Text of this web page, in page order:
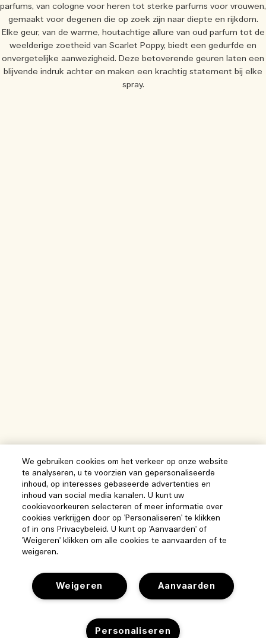
parfums, van cologne voor heren tot sterke parfums voor vrouwen,
gemaakt voor degenen die op zoek zijn naar diepte en rijkdom.
Elke geur, van de warme, houtachtige allure van oud parfum tot de
weelderige zoetheid van Scarlet Poppy, biedt een gedurfde en
onvergetelijke aanwezigheid. Deze betoverende geuren laten een
blijvende indruk achter en maken een krachtig statement bij elke
spray.
Help
Beheer van cookies
Veelgestelde vragen
Leveringsinformatie
Bezoek & ontdek
Onze mensen & onze werkplek
Ingrediëntenwoordenlijst
Ons bedrijf
Bedrijfsinformatie
We gebruiken cookies om het verkeer op onze website
te analyseren, u te voorzien van gepersonaliseerde
inhoud, op interesses gebaseerde advertenties en
inhoud van social media kanalen. U kunt uw
cookievoorkeuren selecteren of meer informatie over
cookies verkrijgen door op 'Personaliseren' te klikken
of in ons Privacybeleid. U kunt op 'Aanvaarden' of
'Weigeren' klikken om alle cookies te aanvaarden of te
weigeren.
Aanvaarden
Weigeren
Personaliseren